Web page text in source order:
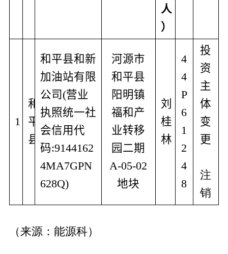
人
）
1
和
平
县
和平县和新
加油站有限
公司 (营业
执照统一社
会信用代
码:9144162
4MA7GPN
628Q)
河源市
和平县
阳明镇
福和产
业转移
园二期
A-05-02
地块
刘
桂
林
4
4
P
6
1
2
4
8
投
资
主
体
变
更
注
销
（来源：能源科）